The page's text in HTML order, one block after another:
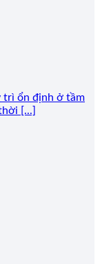
trì ổn định ở tầm
[...]